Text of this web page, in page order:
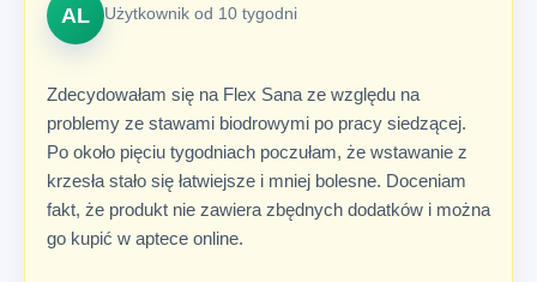
AL Użytkownik od 10 tygodni
Zdecydowałam się na Flex Sana ze względu na
problemy ze stawami biodrowymi po pracy siedzącej.
Po około pięciu tygodniach poczułam, że wstawanie z
krzesła stało się łatwiejsze i mniej bolesne. Doceniam
fakt, że produkt nie zawiera zbędnych dodatków i można
go kupić w aptece online.